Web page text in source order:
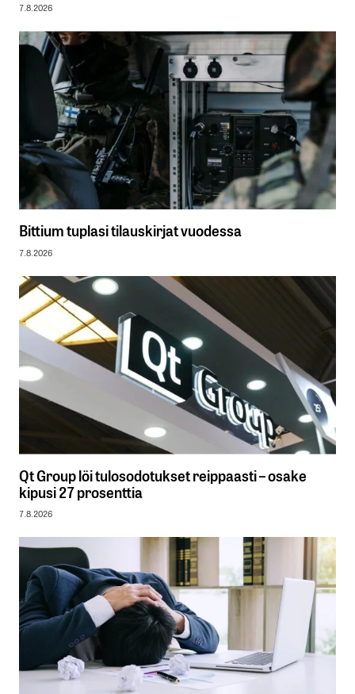
7.8.2026
Bittium tuplasi tilauskirjat vuodessa
7.8.2026
Qt Group löi tulosodotukset reippaasti – osake
kipusi 27 prosenttia
7.8.2026